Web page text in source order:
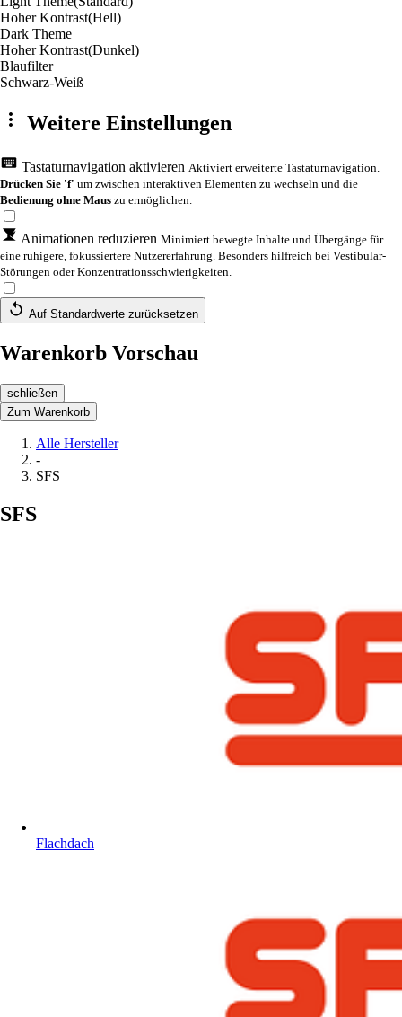
Hoher Kontrast(Hell)
Dark Theme
Hoher Kontrast(Dunkel)
Blaufilter
Schwarz-Weiß
Weitere Einstellungen
Tastaturnavigation aktivieren Aktiviert erweiterte Tastaturnavigation.
Drücken Sie 'f' um zwischen interaktiven Elementen zu wechseln und die
Bedienung ohne Maus zu ermöglichen.
Animationen reduzieren Minimiert bewegte Inhalte und Übergänge für
eine ruhigere, fokussiertere Nutzererfahrung. Besonders hilfreich bei Vestibular-
Störungen oder Konzentrationsschwierigkeiten.
Auf Standardwerte zurücksetzen
Warenkorb Vorschau
schließen
Zum Warenkorb
Alle Hersteller
-
SFS
SFS
Flachdach